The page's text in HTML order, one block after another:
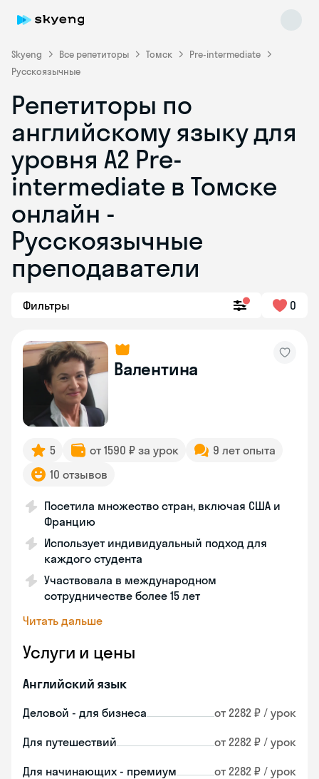
Skyeng Все репетиторы Томск
Pre-intermediate
Русскоязычные
Репетиторы по
английскому языку для
уровня A2 Pre-
intermediate в Томске
онлайн -
Русскоязычные
преподаватели
Фильтры 0
Валентина
5 от 1590 ₽ за урок
9 лет опыта
10 отзывов
Посетила множество стран, включая США и
Францию
Использует индивидуальный подход для
каждого студента
Участвовала в международном
сотрудничестве более 15 лет
Читать дальше
Услуги и цены
Английский язык
Деловой - для бизнеса от 2282 ₽ / урок
Для путешествий от 2282 ₽ / урок
Для начинающих - премиум от 2282 ₽ / урок
Skyeng Chat